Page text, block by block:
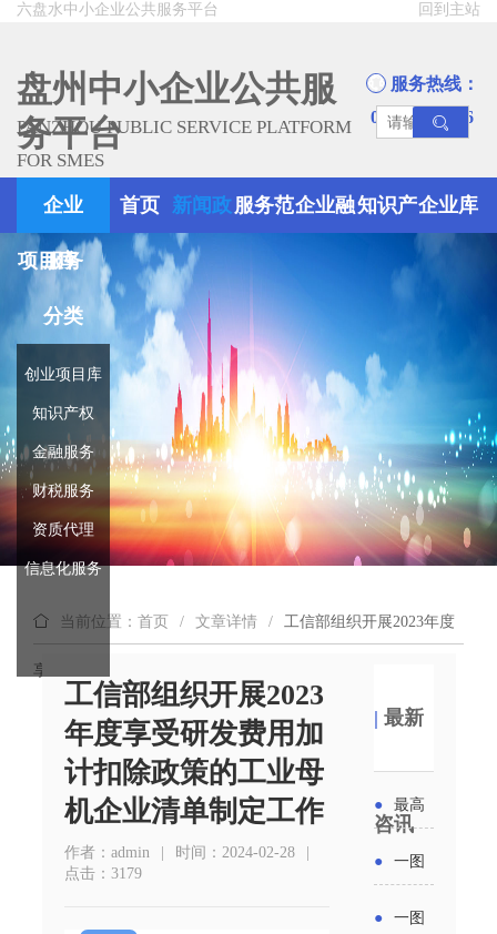
回到主站
六盘水中小企业公共服务平台
盘州中小企业公共服
务平台
PANZHOU PUBLIC SERVICE PLATFORM
FOR SMES
服务热线：
0858-8945666
企业
服务
分类
创业项目库
知识产权
金融服务
财税服务
资质代理
信息化服务
首页 新闻政
策
服务范企业融知识产企业库
项目库
当前位置：首页 / 文章详情 / 工信部组织开展2023年度
享受研发费用加计扣除政策的工业母机企业清单制定工作
工信部组织开展2023
年度享受研发费用加
计扣除政策的工业母
机企业清单制定工作
作者：admin | 时间：2024-02-28
|
点击：3179
|最新
咨讯
● 最高
● 一图
● 一图